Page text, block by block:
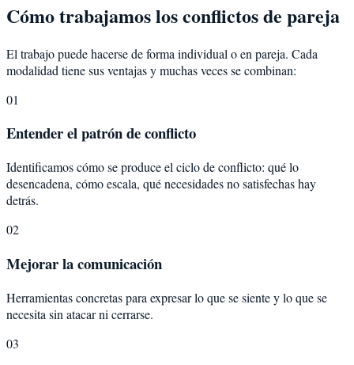
Cómo trabajamos los conflictos de pareja
El trabajo puede hacerse de forma individual o en pareja. Cada
modalidad tiene sus ventajas y muchas veces se combinan:
01
Entender el patrón de conflicto
Identificamos cómo se produce el ciclo de conflicto: qué lo
desencadena, cómo escala, qué necesidades no satisfechas hay
detrás.
02
Mejorar la comunicación
Herramientas concretas para expresar lo que se siente y lo que se
necesita sin atacar ni cerrarse.
03